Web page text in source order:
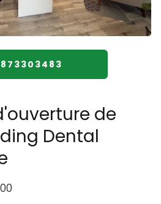
de
Dental